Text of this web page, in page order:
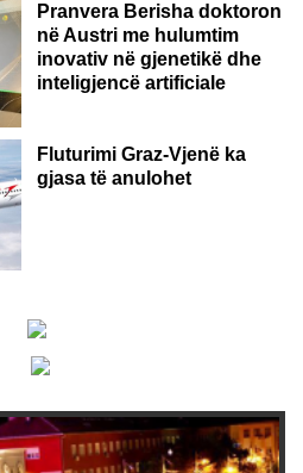
Pranvera Berisha doktoron
në Austri me hulumtim
inovativ në gjenetikë dhe
inteligjencë artificiale
Fluturimi Graz-Vjenë ka
gjasa të anulohet